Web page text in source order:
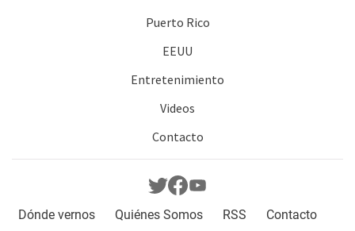
Puerto Rico
EEUU
Entretenimiento
Videos
Contacto
Dónde vernos Quiénes Somos RSS Contacto